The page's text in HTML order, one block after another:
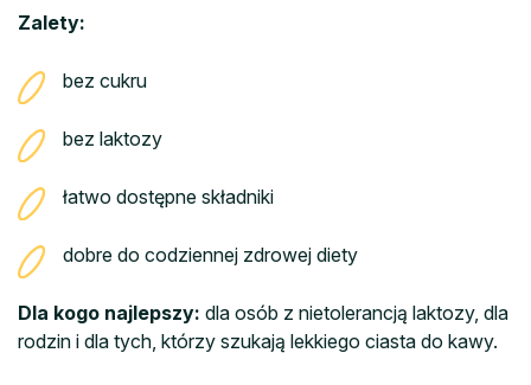
Zalety:
bez cukru
bez laktozy
łatwo dostępne składniki
dobre do codziennej zdrowej diety
Dla kogo najlepszy: dla osób z nietolerancją laktozy, dla
rodzin i dla tych, którzy szukają lekkiego ciasta do kawy.